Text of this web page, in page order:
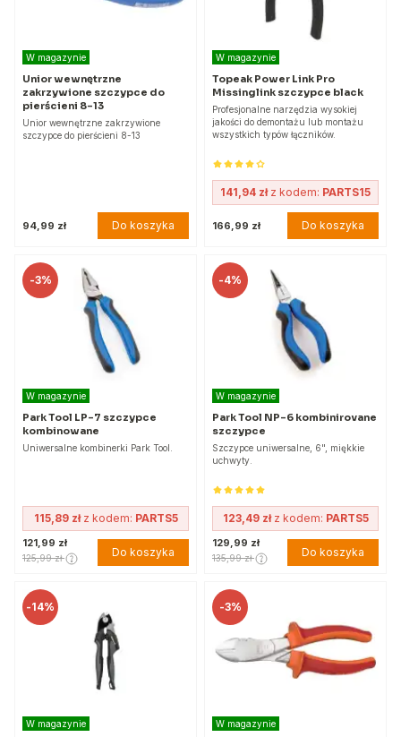
W magazynie
Unior wewnętrzne
zakrzywione szczypce do
pierścieni 8-13
Unior wewnętrzne zakrzywione
szczypce do pierścieni 8-13
94,99 zł Do koszyka
W magazynie
Topeak Power Link Pro
Missinglink szczypce black
Profesjonalne narzędzia wysokiej
jakości do demontażu lub montażu
wszystkich typów łączników.
141,94 złz kodem: PARTS15
166,99 zł Do koszyka
-3%
W magazynie
Park Tool LP-7 szczypce
kombinowane
Uniwersalne kombinerki Park Tool.
115,89 złz kodem: PARTS5
121,99 zł
125,99 zł Do koszyka
-4%
W magazynie
Park Tool NP-6 kombinirovane
szczypce
Szczypce uniwersalne, 6", miękkie
uchwyty.
123,49 złz kodem: PARTS5
129,99 zł
135,99 zł Do koszyka
-14%
W magazynie
-3%
W magazynie